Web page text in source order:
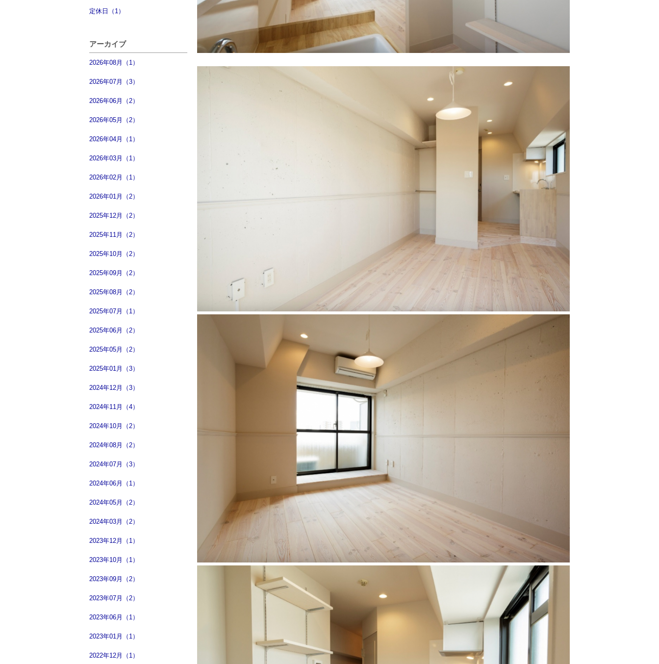
定休日（1）
アーカイブ
2026年08月（1）
2026年07月（3）
2026年06月（2）
2026年05月（2）
2026年04月（1）
2026年03月（1）
2026年02月（1）
2026年01月（2）
2025年12月（2）
2025年11月（2）
2025年10月（2）
2025年09月（2）
2025年08月（2）
2025年07月（1）
2025年06月（2）
2025年05月（2）
2025年01月（3）
2024年12月（3）
2024年11月（4）
2024年10月（2）
2024年08月（2）
2024年07月（3）
2024年06月（1）
2024年05月（2）
2024年03月（2）
2023年12月（1）
2023年10月（1）
2023年09月（2）
2023年07月（2）
2023年06月（1）
2023年01月（1）
2022年12月（1）